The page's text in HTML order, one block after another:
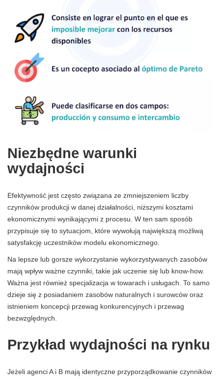
Niezbędne warunki
wydajności
Efektywność jest często związana ze zmniejszeniem liczby
czynników produkcji w danej działalności, niższymi kosztami
ekonomicznymi wynikającymi z procesu. W ten sam sposób
przypisuje się to sytuacjom, które wywołują największą możliwą
satysfakcję uczestników modelu ekonomicznego.
Na lepsze lub gorsze wykorzystanie wykorzystywanych zasobów
mają wpływ ważne czynniki, takie jak uczenie się lub know-how.
Ważna jest również specjalizacja w towarach i usługach. To samo
dzieje się z posiadaniem zasobów naturalnych i surowców oraz
istnieniem koncepcji przewag konkurencyjnych i przewag
bezwzględnych.
Przykład wydajności na rynku
Jeżeli agenci A i B mają identyczne przyporządkowanie czynników